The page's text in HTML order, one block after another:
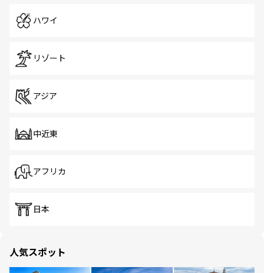
ハワイ
リゾート
アジア
中近東
アフリカ
日本
人気スポット